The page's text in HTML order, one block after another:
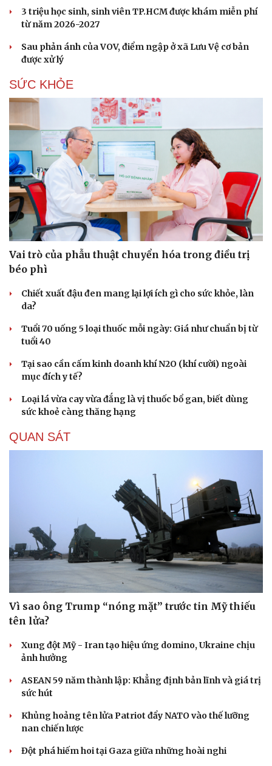
Săn Tour
check-in
Đọc truyện đêm khuya
Cửa sổ tình yêu
Hạt giống tâm hồn
3 triệu học sinh, sinh viên TP.HCM được khám miễn phí
từ năm 2026-2027
Sau phản ánh của VOV, điểm ngập ở xã Lưu Vệ cơ bản
được xử lý
SỨC KHỎE
Vai trò của phẫu thuật chuyển hóa trong điều trị
béo phì
Chiết xuất đậu đen mang lại lợi ích gì cho sức khỏe, làn
da?
Tuổi 70 uống 5 loại thuốc mỗi ngày: Giá như chuẩn bị từ
tuổi 40
Tại sao cần cấm kinh doanh khí N2O (khí cười) ngoài
mục đích y tế?
Loại lá vừa cay vừa đắng là vị thuốc bổ gan, biết dùng
sức khoẻ càng thăng hạng
QUAN SÁT
Vì sao ông Trump “nóng mặt” trước tin Mỹ thiếu
tên lửa?
Xung đột Mỹ - Iran tạo hiệu ứng domino, Ukraine chịu
ảnh hưởng
ASEAN 59 năm thành lập: Khẳng định bản lĩnh và giá trị
sức hút
Khủng hoảng tên lửa Patriot đẩy NATO vào thế lưỡng
nan chiến lược
Đột phá hiếm hoi tại Gaza giữa những hoài nghi